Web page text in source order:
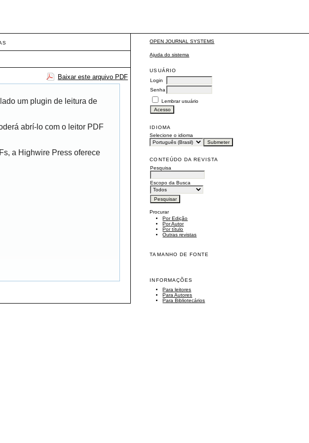
OPEN JOURNAL SYSTEMS
Ajuda do sistema
USUÁRIO
Login
Senha
Lembrar usuário
IDIOMA
Selecione o idioma
CONTEÚDO DA REVISTA
Pesquisa
Escopo da Busca
Procurar
Por Edição
Por Autor
Por título
Outras revistas
TAMANHO DE FONTE
INFORMAÇÕES
Para leitores
Para Autores
Para Bibliotecários
Baixar este arquivo PDF
um plugin de leitura de
abrí-lo com o leitor PDF
a Highwire Press oferece